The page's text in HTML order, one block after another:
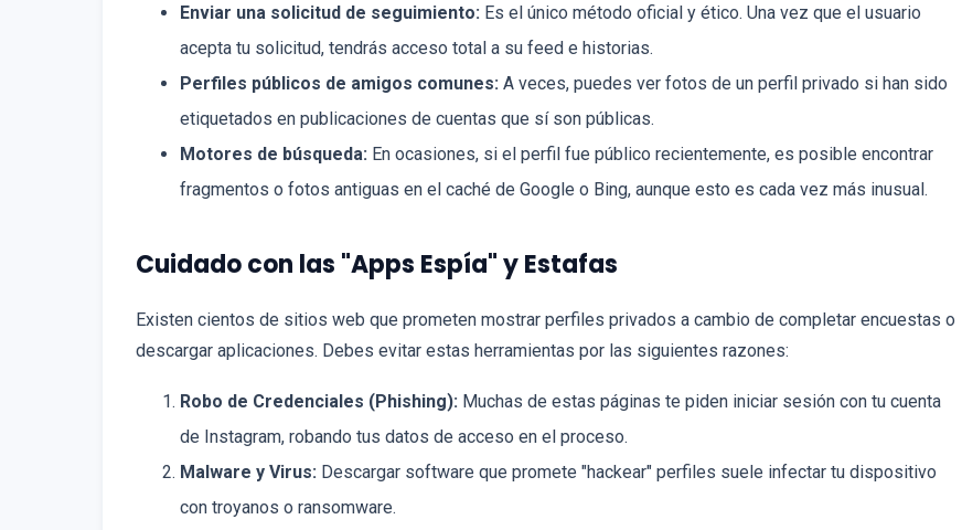
Enviar una solicitud de seguimiento: Es el único método oficial y ético. Una vez que el usuario
acepta tu solicitud, tendrás acceso total a su feed e historias.
Perfiles públicos de amigos comunes: A veces, puedes ver fotos de un perfil privado si han sido
etiquetados en publicaciones de cuentas que sí son públicas.
Motores de búsqueda: En ocasiones, si el perfil fue público recientemente, es posible encontrar
fragmentos o fotos antiguas en el caché de Google o Bing, aunque esto es cada vez más inusual.
Cuidado con las "Apps Espía" y Estafas
Existen cientos de sitios web que prometen mostrar perfiles privados a cambio de completar encuestas o
descargar aplicaciones. Debes evitar estas herramientas por las siguientes razones:
Robo de Credenciales (Phishing): Muchas de estas páginas te piden iniciar sesión con tu cuenta
de Instagram, robando tus datos de acceso en el proceso.
Malware y Virus: Descargar software que promete "hackear" perfiles suele infectar tu dispositivo
con troyanos o ransomware.